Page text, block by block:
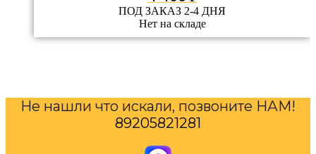
ПОД ЗАКАЗ 2-4 ДНЯ
Нет на складе
Не нашли что искали, позвоните НАМ!
89205821281